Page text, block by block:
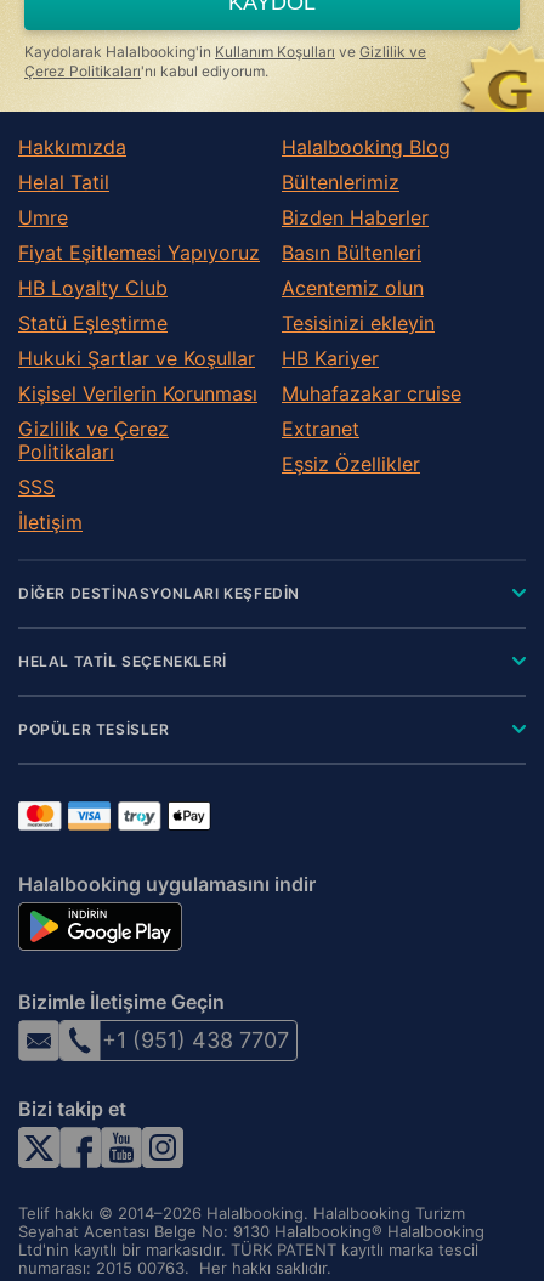
Kaydolarak Halalbooking'in Kullanım Koşulları ve Gizlilik ve
Çerez Politikaları'nı kabul ediyorum.
Hakkımızda
Helal Tatil
Umre
Fiyat Eşitlemesi Yapıyoruz
HB Loyalty Club
Statü Eşleştirme
Hukuki Şartlar ve Koşullar
Kişisel Verilerin Korunması
Gizlilik ve Çerez
Politikaları
SSS
İletişim
Halalbooking Blog
Bültenlerimiz
Bizden Haberler
Basın Bültenleri
Acentemiz olun
Tesisinizi ekleyin
HB Kariyer
Muhafazakar сruise
Extranet
Eşsiz Özellikler
DİĞER DESTİNASYONLARI KEŞFEDİN
HELAL TATİL SEÇENEKLERİ
POPÜLER TESİSLER
Halalbooking uygulamasını indir
Bizimle İletişime Geçin
+1 (951) 438 7707
Bizi takip et
Telif hakkı © 2014–2026 Halalbooking. Halalbooking Turizm
Seyahat Acentası Belge No: 9130 Halalbooking® Halalbooking
Ltd'nin kayıtlı bir markasıdır. TÜRK PATENT kayıtlı marka tescil
numarası: 2015 00763. ‌ Her hakkı saklıdır.